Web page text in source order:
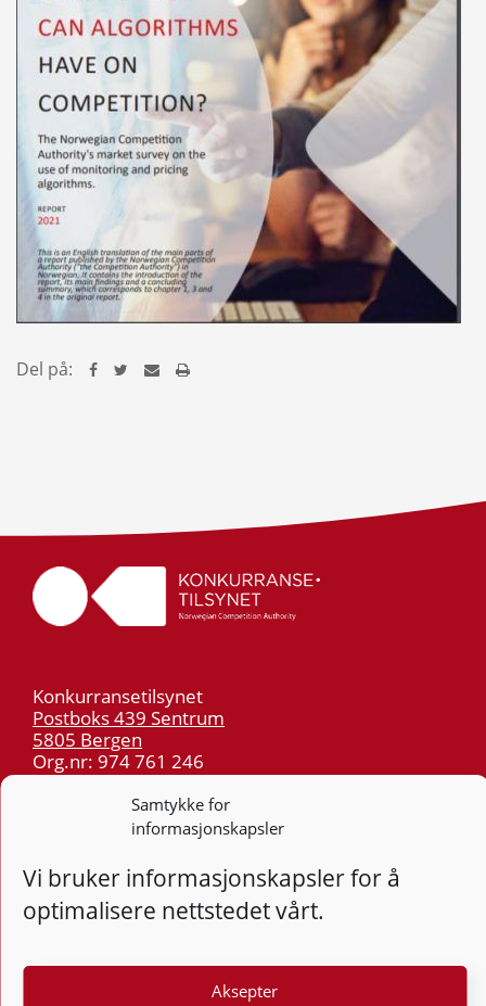
Samtykke for
informasjonskapsler
Vi bruker informasjonskapsler for å
optimalisere nettstedet vårt.
Aksepter
Del på:
Konkurransetilsynet
Postboks 439 Sentrum
5805 Bergen
Org.nr: 974 761 246
55 59 75 00
post@kt.no
Nyhetsvarsel >>
Tilgjengelighetserklæring